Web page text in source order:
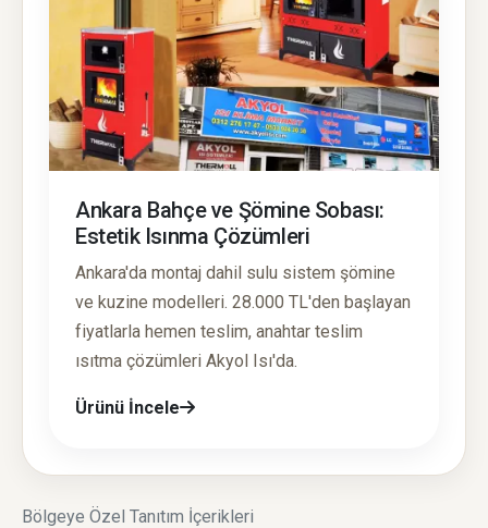
Ankara Bahçe ve Şömine Sobası:
Estetik Isınma Çözümleri
Ankara'da montaj dahil sulu sistem şömine
ve kuzine modelleri. 28.000 TL'den başlayan
fiyatlarla hemen teslim, anahtar teslim
ısıtma çözümleri Akyol Isı'da.
Ürünü İncele
Bölgeye Özel Tanıtım İçerikleri